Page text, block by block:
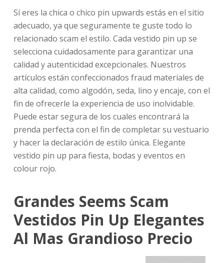
Sí eres la chica o chico pin upwards estás en el sitio
adecuado, ya que seguramente te guste todo lo
relacionado scam el estilo. Cada vestido pin up se
selecciona cuidadosamente para garantizar una
calidad y autenticidad excepcionales. Nuestros
artículos están confeccionados fraud materiales de
alta calidad, como algodón, seda, lino y encaje, con el
fin de ofrecerle la experiencia de uso inolvidable.
Puede estar segura de los cuales encontrará la
prenda perfecta con el fin de completar su vestuario
y hacer la declaración de estilo única. Elegante
vestido pin up para fiesta, bodas y eventos en
colour rojo.
Grandes Seems Scam
Vestidos Pin Up Elegantes
Al Mas Grandioso Precio